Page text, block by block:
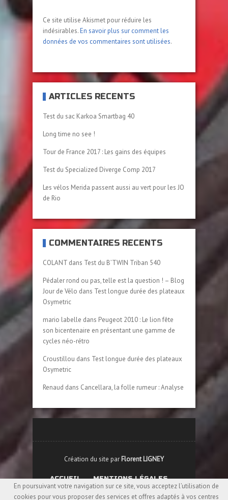
Ce site utilise Akismet pour réduire les
indésirables.En savoir plus sur comment les
données de vos commentaires sont utilisées.
ARTICLES RÉCENTS
Test du sac Karkoa Smartbag 40
Long time no see !
Tour de France 2017 : Les gains des équipes
Test du Specialized Diverge Comp 2017
Les vélos Merida passent aussi au vert pour les JO
de Rio
COMMENTAIRES RÉCENTS
COLANT dans Test du B’TWIN Triban 540
Pédaler rond ou pas, telle est la question ! – Blog
Jour de Vélo dans Test longue durée des plateaux
Osymetric
mario labelle dans Peugeot 2010 : Le lion fête
son bicentenaire en présentant une gamme de
cycles néo-rétro
Croustillou dans Test longue durée des plateaux
Osymetric
Renaud dans Cancellara, la folle rumeur : Analyse
Création du site par Florent LIGNEY
ACCUEIL MENTIONS LÉGALES
En poursuivant votre navigation sur ce site, vous acceptez l’utilisation de
cookies pour vous proposer des services et offres adaptés à vos centres